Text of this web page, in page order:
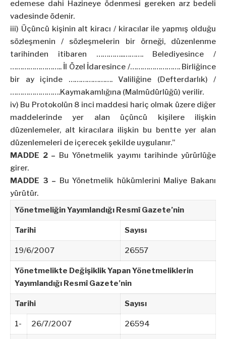
edemese dahi Hazineye ödenmesi gereken arz bedeli
vadesinde ödenir.
iii) Üçüncü kişinin alt kiracı / kiracılar ile yapmış olduğu
sözleşmenin / sözleşmelerin bir örneği, düzenlenme
tarihinden itibaren …………..………. Belediyesince /
…………………….. İl Özel İdaresince /……………………. Birliğince
bir ay içinde …………………. Valiliğine (Defterdarlık) /
…………………….Kaymakamlığına (Malmüdürlüğü) verilir.
iv) Bu Protokolün 8 inci maddesi hariç olmak üzere diğer
maddelerinde yer alan üçüncü kişilere ilişkin
düzenlemeler, alt kiracılara ilişkin bu bentte yer alan
düzenlemeleri de içerecek şekilde uygulanır.”
MADDE 2 – Bu Yönetmelik yayımı tarihinde yürürlüğe
girer.
MADDE 3 – Bu Yönetmelik hükümlerini Maliye Bakanı
yürütür.
Yönetmeliğin Yayımlandığı Resmî Gazete’nin
Tarihi Sayısı
19/6/2007 26557
Yönetmelikte Değişiklik Yapan Yönetmeliklerin
Yayımlandığı Resmî Gazete’nin
Tarihi Sayısı
1- 26/7/2007 26594